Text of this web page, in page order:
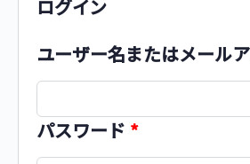
ログイン
ユーザー名またはメール
パスワード *